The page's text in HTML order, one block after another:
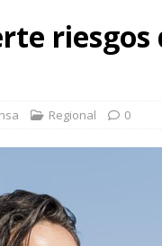
riesgos
Regional 0